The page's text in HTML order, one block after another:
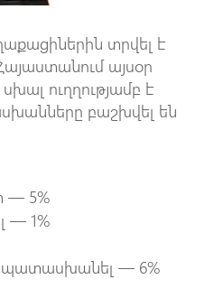
տրվել է
այսօր
ուղղությամբ է
բաշխվել են
— 5%
— 1%
պատասխանել — 6%